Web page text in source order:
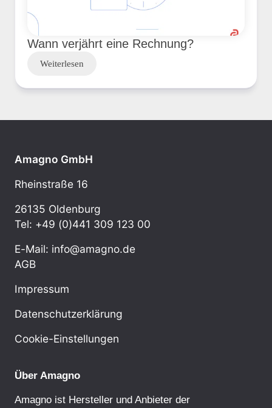
Wann verjährt eine Rechnung?
Weiterlesen
Amagno GmbH
Rheinstraße 16
26135 Oldenburg
Tel: +49 (0)441 309 123 00
E-Mail: info@amagno.de
AGB
Impressum
Datenschutzerklärung
Cookie-Einstellungen
Über Amagno
Amagno ist Hersteller und Anbieter der